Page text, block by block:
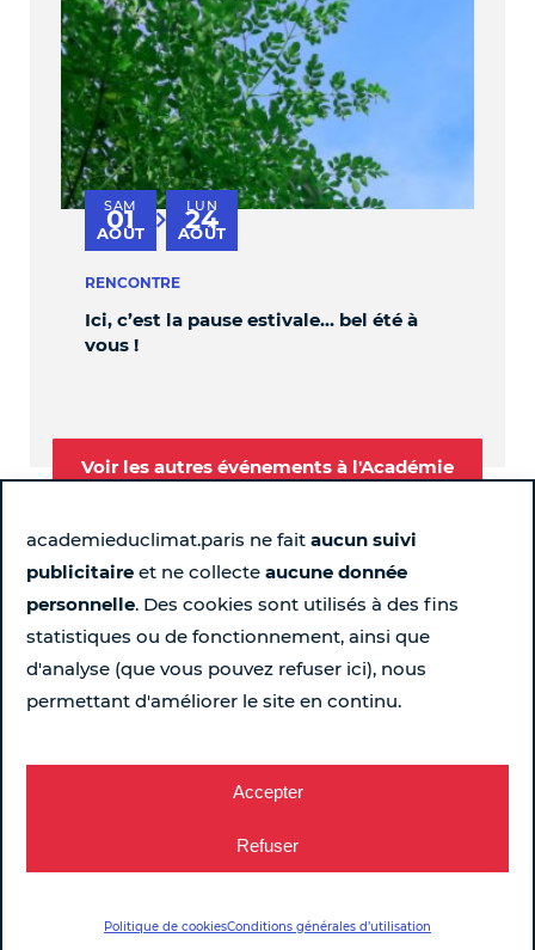
academieduclimat.paris ne fait aucun suivi
publicitaire et ne collecte aucune donnée
personnelle. Des cookies sont utilisés à des fins
statistiques ou de fonctionnement, ainsi que
d'analyse (que vous pouvez refuser ici), nous
permettant d'améliorer le site en continu.
Accepter
Refuser
Politique de cookiesConditions générales d’utilisation
SAM
01
AOÛT au
LUN
24
AOÛT
RENCONTRE
Ici, c’est la pause estivale… bel été à
vous !
Voir les autres événements à l'Académie
Suivez-nous
Page Instagram de l'Académie du Climat - Nouvelle
Page LinkedIn de l'Académie du Climat - Nouvelle
Page Facebook de l'Académie du Climat -
Chaîne YouTube de l'Académie du
Pour ne rien rater chaque semaine...
Mentions légales